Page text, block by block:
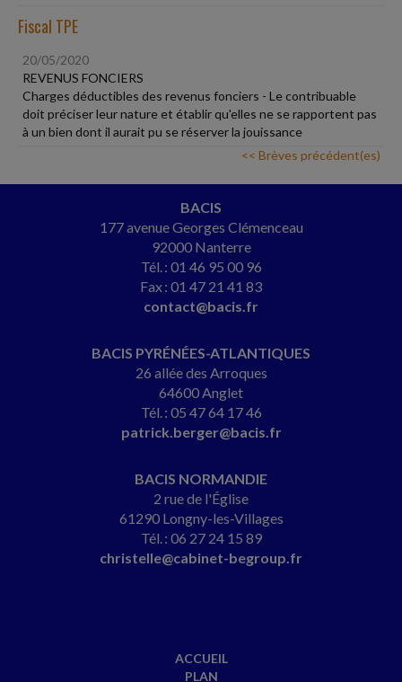
Fiscal TPE
20/05/2020
REVENUS FONCIERS
Charges déductibles des revenus fonciers - Le contribuable
doit préciser leur nature et établir qu'elles ne se rapportent pas
à un bien dont il aurait pu se réserver la jouissance
<< Brèves précédent(es)
BACIS
177 avenue Georges Clémenceau
92000 Nanterre
Tél. : 01 46 95 00 96
Fax : 01 47 21 41 83
contact@bacis.fr
BACIS PYRÉNÉES-ATLANTIQUES
26 allée des Arroques
64600 Anglet
Tél. : 05 47 64 17 46
patrick.berger@bacis.fr
BACIS NORMANDIE
2 rue de l'Église
61290 Longny-les-Villages
Tél. : 06 27 24 15 89
christelle@cabinet-begroup.fr
ACCUEIL
PLAN